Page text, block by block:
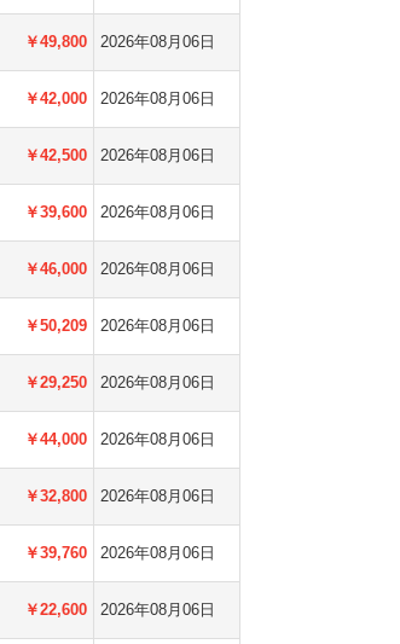
￥49,800 2026年08月06日
￥42,000 2026年08月06日
￥42,500 2026年08月06日
￥39,600 2026年08月06日
￥46,000 2026年08月06日
￥50,209 2026年08月06日
￥29,250 2026年08月06日
￥44,000 2026年08月06日
￥32,800 2026年08月06日
￥39,760 2026年08月06日
￥22,600 2026年08月06日